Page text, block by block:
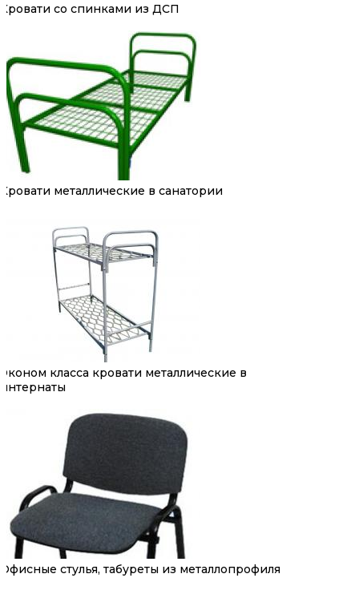
Кровати со спинками из ДСП
Кровати металлические в санатории
Эконом класса кровати металлические в
интернаты
Офисные стулья, табуреты из металлопрофиля